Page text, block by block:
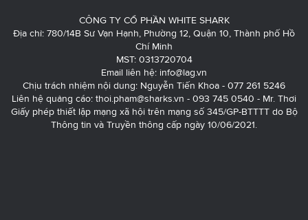
CÔNG TY CỔ PHẦN WHITE SHARK
Địa chỉ: 780/14B Sư Vạn Hạnh, Phường 12, Quận 10, Thành phố Hồ
Chí Minh
MST: 0313720704
Email liên hệ: info@lag.vn
Chịu trách nhiệm nội dung: Nguyễn Tiến Khoa - 077 261 5246
Liên hệ quảng cáo: thoi.pham@sharks.vn - 093 745 0540 - Mr. Thơi
Giấy phép thiết lập mạng xã hội trên mạng số 345/GP-BTTTT do Bộ
Thông tin và Truyền thông cấp ngày 10/06/2021.